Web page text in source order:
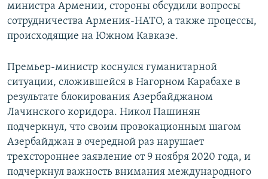
министра Армении, стороны обсудили вопросы
сотрудничества Армения-НАТО, а также процессы,
происходящие на Южном Кавказе.
Премьер-министр коснулся гуманитарной
ситуации, сложившейся в Нагорном Карабахе в
результате блокирования Азербайджаном
Лачинского коридора. Никол Пашинян
подчеркнул, что своим провокационным шагом
Азербайджан в очередной раз нарушает
трехстороннее заявление от 9 ноября 2020 года, и
подчеркнул важность внимания международного